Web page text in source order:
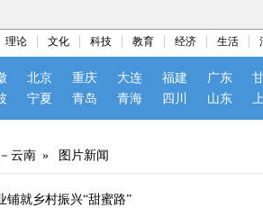
理论 文化 科技 教育 经济 生活
北京 重庆 大连 福建 广东
宁夏 青岛 青海 四川 山东
云南 » 图片新闻
铺就乡村振兴“甜蜜路”